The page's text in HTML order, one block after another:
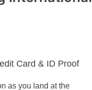
Card & ID Proof
as you land at the